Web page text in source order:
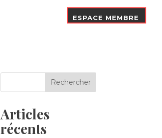
ESPACE MEMBRE
Articles
récents